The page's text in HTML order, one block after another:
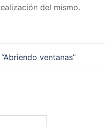
del mismo.
ventanas”